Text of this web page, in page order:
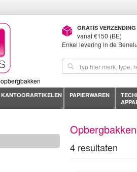
GRATIS VERZENDING
vanaf €150 (BE)
Enkel levering in de
opbergbakken
KANTOORARTIKELEN PAPIERWAREN
Opbergbakken
4 resultaten